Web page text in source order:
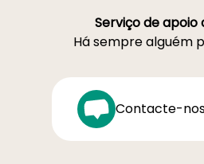
Serviço de apoio
Há sempre alguém
Contacte-